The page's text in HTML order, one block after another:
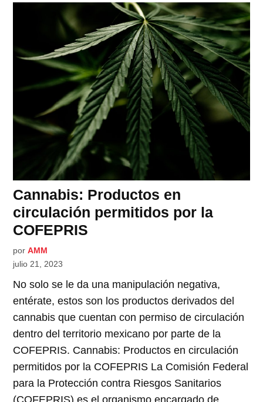
Cannabis: Productos en
circulación permitidos por la
COFEPRIS
por AMM
julio 21, 2023
No solo se le da una manipulación negativa,
entérate, estos son los productos derivados del
cannabis que cuentan con permiso de circulación
dentro del territorio mexicano por parte de la
COFEPRIS. Cannabis: Productos en circulación
permitidos por la COFEPRIS La Comisión Federal
para la Protección contra Riesgos Sanitarios
(COFEPRIS) es el organismo encargado de